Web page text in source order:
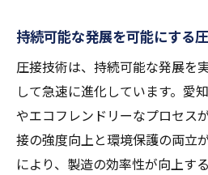
持続可能な発展を可能にする
圧接技術は、持続可能な発展を
して急速に進化しています。愛
やエコフレンドリーなプロセス
接の強度向上と環境保護の両立
により、製造の効率性が向上す